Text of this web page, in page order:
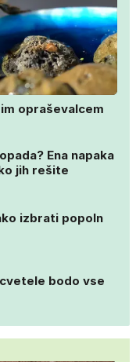
opraševalcem
Ena napaka
jih rešite
izbrati popoln
bodo vse